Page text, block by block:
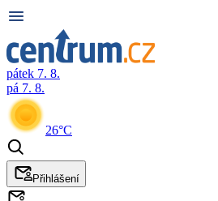
pátek 7. 8.
pá 7. 8.
26°C
Přihlášení